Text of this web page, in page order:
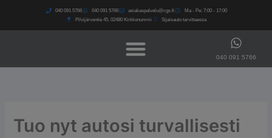
040 091 5766​ 040 091 5766​ asiakaspalvelu@cgs.fi
Ma - Pe: 7:00 - 17:00
Pilvijärventie 45, 02480 Kirkkonummi
Sijaisauto tarvittaessa
040 091 5766
Tuo nyt autosi turvallisesti